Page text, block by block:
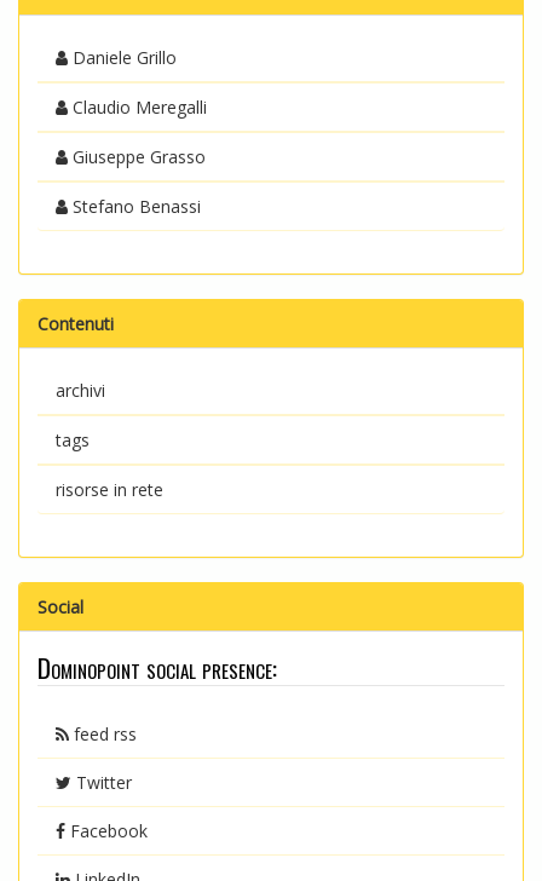
Daniele Grillo
Claudio Meregalli
Giuseppe Grasso
Stefano Benassi
Contenuti
archivi
tags
risorse in rete
Social
Dominopoint social presence:
feed rss
Twitter
Facebook